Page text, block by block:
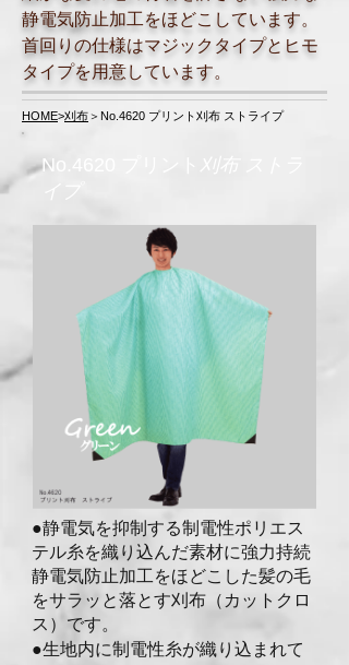
静電気防止加工をほどこしています。
首回りの仕様はマジックタイプとヒモ
タイプを用意しています。
HOME>刈布＞No.4620 プリント刈布 ストライプ
No.4620 プリント
イプ
●静電気を抑制する制電性ポリエス
テル糸を織り 込んだ素材に強力持続
静電気防止加工をほどこ した髪の毛
をサラッと落とす刈布（カットクロ
ス）です。
●生地内に制電性糸が織り込まれて